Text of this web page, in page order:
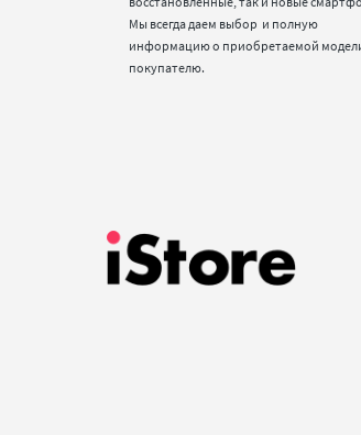
Мы всегда даем выбор  и полную
информацию о приобретаемой
покупателю.